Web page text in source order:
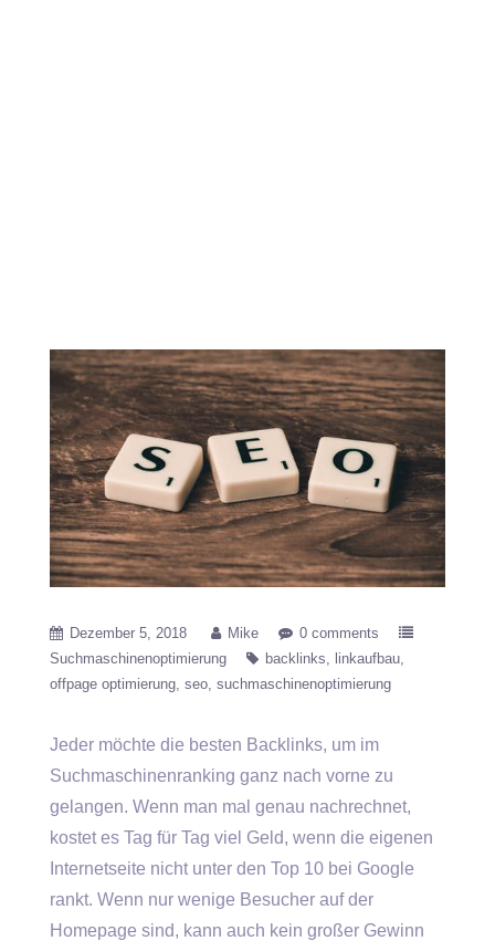
Dezember 5, 2018 Mike
0 comments
Suchmaschinenoptimierung
backlinks
linkaufbau
offpage optimierung seo suchmaschinenoptimierung
Jeder möchte die besten Backlinks, um im
Suchmaschinenranking ganz nach vorne zu
gelangen. Wenn man mal genau nachrechnet,
kostet es Tag für Tag viel Geld, wenn die eigenen
Internetseite nicht unter den Top 10 bei Google
rankt. Wenn nur wenige Besucher auf der
Homepage sind, kann auch kein großer Gewinn